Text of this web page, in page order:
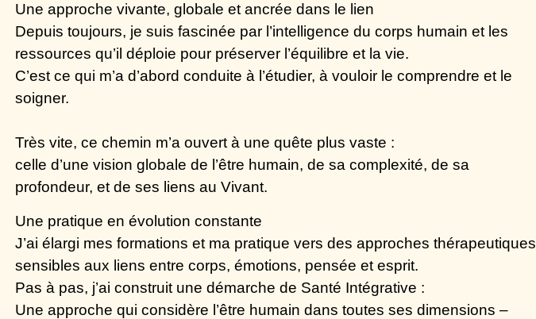
Une approche vivante, globale et ancrée dans le lien
Depuis toujours, je suis fascinée par l’intelligence du corps humain et les
ressources qu’il déploie pour préserver l’équilibre et la vie.
C’est ce qui m’a d’abord conduite à l’étudier, à vouloir le comprendre et le
soigner.
Très vite, ce chemin m’a ouvert à unequête plus vaste :
celle d’une vision globale de l’être humain, de sa complexité, de sa
profondeur, et de ses liens au Vivant.
Une pratique en évolution constante
J’ai élargi mes formations et ma pratique vers des approches thérapeutiques
sensibles aux liens entre corps, émotions, pensée et esprit.
Pas à pas, j’ai construit une démarche de Santé Intégrative :
Une approche qui considère l’être humain dans toutes ses dimensions –